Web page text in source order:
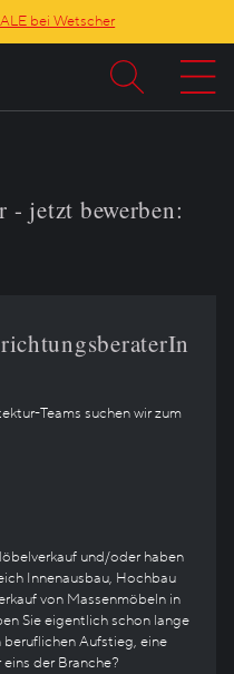
bei Wetscher
- jetzt bewerben:
Teams suchen wir zum
und/oder haben
Innenausbau, Hochbau
von Massenmöbeln in
Sie eigentlich schon lange
Aufstieg, eine
der Branche?